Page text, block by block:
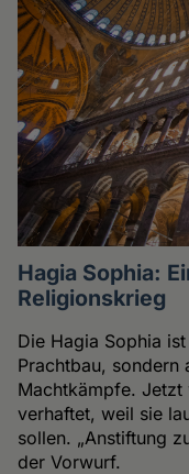
Hagia Sophia:
Religionskrieg
Die Hagia Sophia
Prachtbau, sondern
Machtkämpfe. Jetzt
verhaftet, weil sie
sollen. „Anstiftung
der Vorwurf.